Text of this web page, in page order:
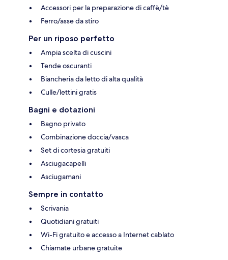
Accessori per la preparazione di caffè/tè
Ferro/asse da stiro
Per un riposo perfetto
Ampia scelta di cuscini
Tende oscuranti
Biancheria da letto di alta qualità
Culle/lettini gratis
Bagni e dotazioni
Bagno privato
Combinazione doccia/vasca
Set di cortesia gratuiti
Asciugacapelli
Asciugamani
Sempre in contatto
Scrivania
Quotidiani gratuiti
Wi-Fi gratuito e accesso a Internet cablato
Chiamate urbane gratuite